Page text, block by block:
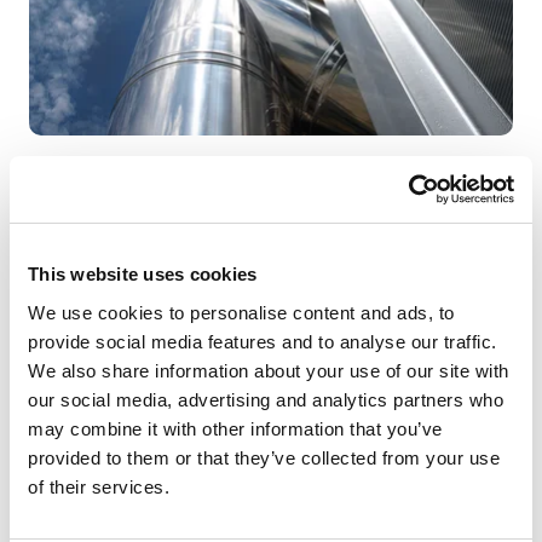
This website uses cookies
We use cookies to personalise content and ads, to
provide social media features and to analyse our traffic.
We also share information about your use of our site with
our social media, advertising and analytics partners who
may combine it with other information that you’ve
provided to them or that they’ve collected from your use
of their services.
propose, conçoit et installe des solutions pour les
systèmes de cheminées les plus complexes dans les
groupes électrogènes, motopompes anti-incendie, fours,
moteurs, alimentations sans interruption, générateurs
diesel ou centrales à biomasse,conduits de fumée
étudiés et conçus pour des bâtiments publics ou
commerciaux- écoles, bureaux, hôpitaux, logistique,
entrepôts, magasins ou centres commerciaux, aéroports,
gares - et pour des sites de production et d'industrie.
Avec des certifications spécifiques et des performances